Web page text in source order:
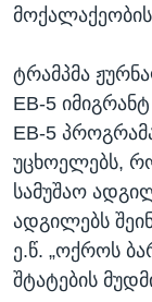
მოქალაქეობის
ტრამპმა
EB-5
EB-5
უცხოელებს,
სამუშაო
ადგილებს
ე.წ. „ოქროს
შტატების